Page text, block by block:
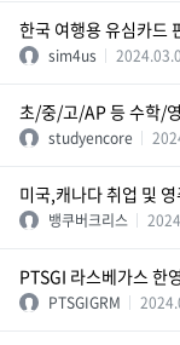
한국 여행용 유심카드
sim4us
초/중/고/AP 등 수학/
studyencore
미국,캐나다 취업 및
뱅쿠버크리스
PTSGI 라스베가스 한
PTSGIGRM